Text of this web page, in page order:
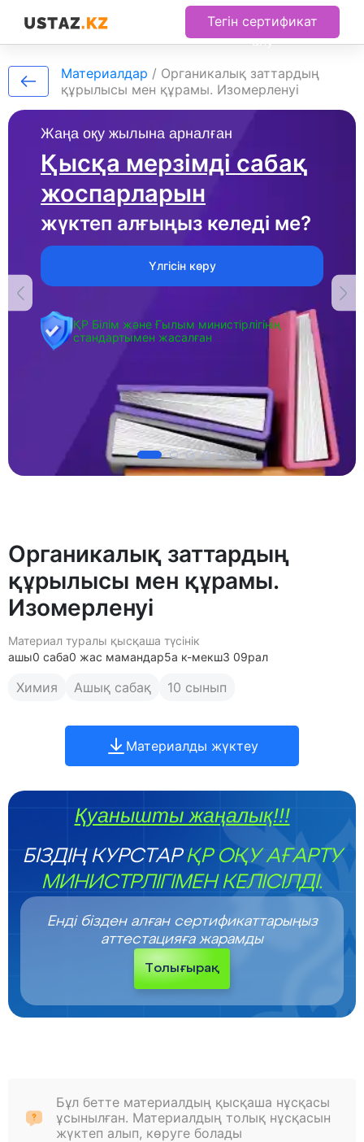
Тегін сертификат
алу
Жаңа оқу жылына арналған
Қысқа мерзімді сабақ
жоспарларын
жүктеп алғыңыз келеді ме?
Үлгісін көру
ҚР Білім және Ғылым министірлігінің
стандартымен жасалған
Материалдар / Органикалық заттардың
құрылысы мен құрамы. Изомерленуі
Органикалық заттардың
құрылысы мен құрамы.
Изомерленуі
Материал туралы қысқаша түсінік
ашы0 саба0 жас мамандар5а к-мекш3 09рал
Химия Ашық сабақ 10 сынып
Материалды жүктеу
Қуанышты жаңалық!!!
БІЗДІҢ КУРСТАРҚР ОҚУ АҒАРТУ
МИНИСТРЛІГІМЕН КЕЛІСІЛДІ.
Енді бізден алған сертификаттарыңыз
аттестацияға жарамды
Толығырақ
Бұл бетте материалдың қысқаша нұсқасы
ұсынылған. Материалдың толық нұсқасын
жүктеп алып, көруге болады